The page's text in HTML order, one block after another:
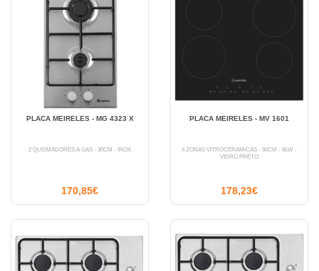
PLACA MEIRELES - MG 4323 X
2 QUEIMADORES A GÁS - 30CM - INOX
170,85€
PLACA MEIRELES - MV 1601
4 ZONAS VITROCERÂMICAS - 60CM - 6kW -
VIDRO PRETO
178,23€